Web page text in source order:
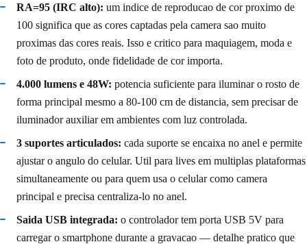
RA=95 (IRC alto): um indice de reproducao de cor proximo de
100 significa que as cores captadas pela camera sao muito
proximas das cores reais. Isso e critico para maquiagem, moda e
foto de produto, onde fidelidade de cor importa.
4.000 lumens e 48W: potencia suficiente para iluminar o rosto de
forma principal mesmo a 80-100 cm de distancia, sem precisar de
iluminador auxiliar em ambientes com luz controlada.
3 suportes articulados: cada suporte se encaixa no anel e permite
ajustar o angulo do celular. Util para lives em multiplas plataformas
simultaneamente ou para quem usa o celular como camera
principal e precisa centraliza-lo no anel.
Saida USB integrada: o controlador tem porta USB 5V para
carregar o smartphone durante a gravacao — detalhe pratico que